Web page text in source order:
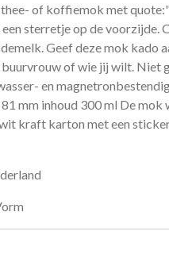
of koffiemok met
een sterretje op de voorzijde.
Geef deze mok kado
of wie jij wilt. Niet
en
mm inhoud 300 ml De mok
kraft karton met een